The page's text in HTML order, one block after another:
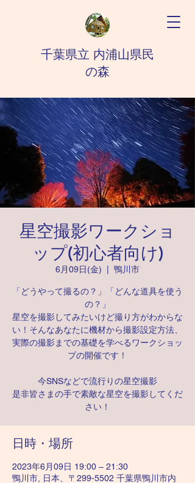
千葉県立 内浦山県民
の森
星空撮影ワークショ
ップ(初心者向け)
6月09日(金) 鴨川市
「どうやって撮るの？」「どんな道具を使う
の？」
星空を撮影してみたいけど撮り方がわからな
い！そんなあなたに機材から撮影設定方法、
実際の撮影までの基礎を学べるワークショッ
プの開催です！
今SNSなどで流行りの星空撮影
是非皆さまの手で素敵な星空を撮影してくだ
さい！
日時・場所
2023年6月09日 19:00 – 21:30
鴨川市, 日本、〒299-5502 千葉県鴨川市内